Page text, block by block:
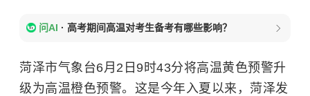
问AI · 高考期间高温对考生备考有哪些影响？
菏泽市气象台6月2日9时43分将高温黄色预警升
级为高温橙色预警。这是今年入夏以来，菏泽发